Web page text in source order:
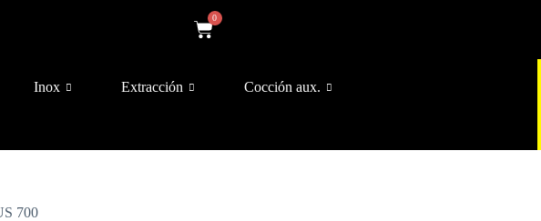
0
Inox Extracción Cocción aux.
700